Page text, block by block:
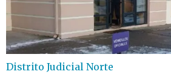
Distrito Judicial Norte